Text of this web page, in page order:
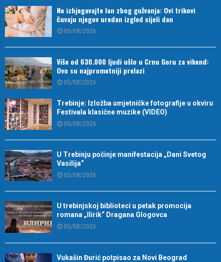
Ne izbjegavajte lan zbog gužvanja: Ovi trikovi
čuvaju njegov uredan izgled cijeli dan
05/08/2026
Više od 630.000 ljudi ušlo u Crnu Goru za vikend:
Ovo su najprometniji prelazi
05/08/2026
Trebinje: Izložba umjetničke fotografije u okviru
Festivala klasične muzike (VIDEO)
05/08/2026
U Trebinju počinje manifestacija „Dani Svetog
Vasilija“
05/08/2026
U trebinjskoj biblioteci u petak promocija
romana „Ilirik“ Dragana Glogovca
05/08/2026
Vukašin Đurić potpisao za Novi Beograd